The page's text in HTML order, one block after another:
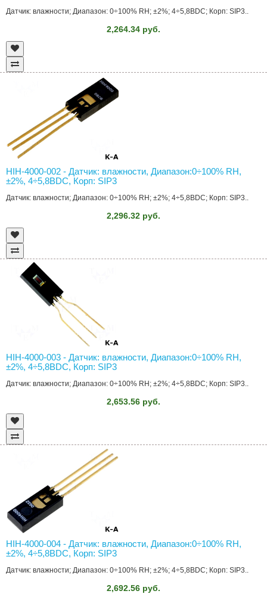
Датчик: влажности; Диапазон: 0÷100% RH; ±2%; 4÷5,8ВDC; Корп: SIP3..
2,264.34 руб.
HIH-4000-002 - Датчик: влажности, Диапазон:0÷100% RH,
±2%, 4÷5,8ВDC, Корп: SIP3
Датчик: влажности; Диапазон: 0÷100% RH; ±2%; 4÷5,8ВDC; Корп: SIP3..
2,296.32 руб.
HIH-4000-003 - Датчик: влажности, Диапазон:0÷100% RH,
±2%, 4÷5,8ВDC, Корп: SIP3
Датчик: влажности; Диапазон: 0÷100% RH; ±2%; 4÷5,8ВDC; Корп: SIP3..
2,653.56 руб.
HIH-4000-004 - Датчик: влажности, Диапазон:0÷100% RH,
±2%, 4÷5,8ВDC, Корп: SIP3
Датчик: влажности; Диапазон: 0÷100% RH; ±2%; 4÷5,8ВDC; Корп: SIP3..
2,692.56 руб.